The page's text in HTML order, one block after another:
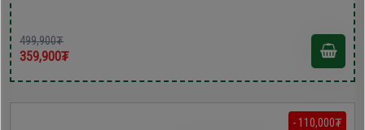
499,900₮
359,900₮
- 110,000₮